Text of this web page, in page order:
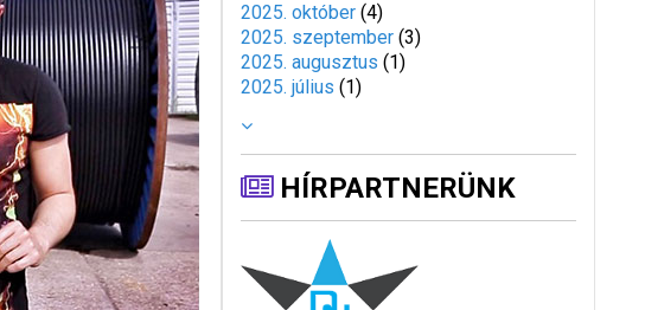
2025. október (4)
2025. szeptember (3)
2025. augusztus (1)
2025. július (1)
HÍRPARTNERÜNK